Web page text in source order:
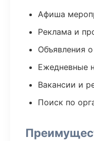
Афиша
Реклама и
Объявления
Ежедневные
Вакансии и
Поиск по